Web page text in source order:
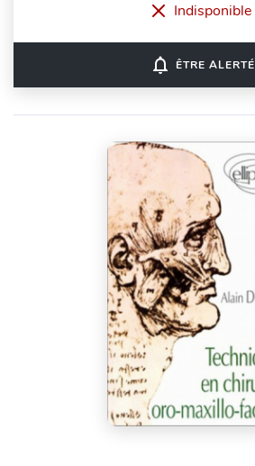
Indisponible
notifications_none ÊTRE ALERTÉ